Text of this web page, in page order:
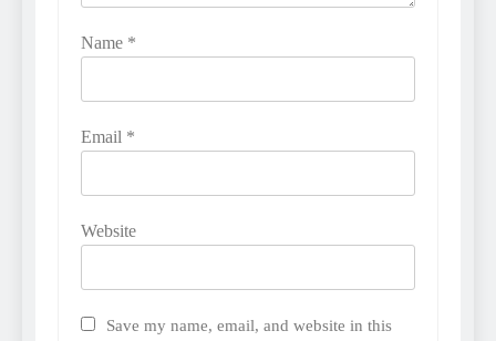
Name *
Email *
Website
Save my name, email, and website in this